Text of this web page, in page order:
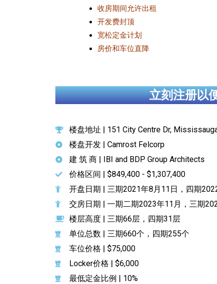
收房期间允许出租
开发费封顶
宽松定金计划
房价和车位直降
立刻注册以
楼盘地址 | 151 City Centre Dr,
楼盘开发 | Camrost Felcorp
建 筑 商 | IBI and BDP Group Architects
价格区间 | $849,400 - $1,307,400
开盘日期 | 三期2021年8月11日，四期
交房日期 | 一期二期2023年11月，三期
楼层高度 | 三期66层，四期31层
单位总数 | 三期660个，四期255个
车位价格 | $75,000
Locker价格 | $6,000
最低定金比例 | 10%